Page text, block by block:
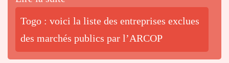
Togo : voici la liste des entreprises exclues
des marchés publics par l’ARCOP